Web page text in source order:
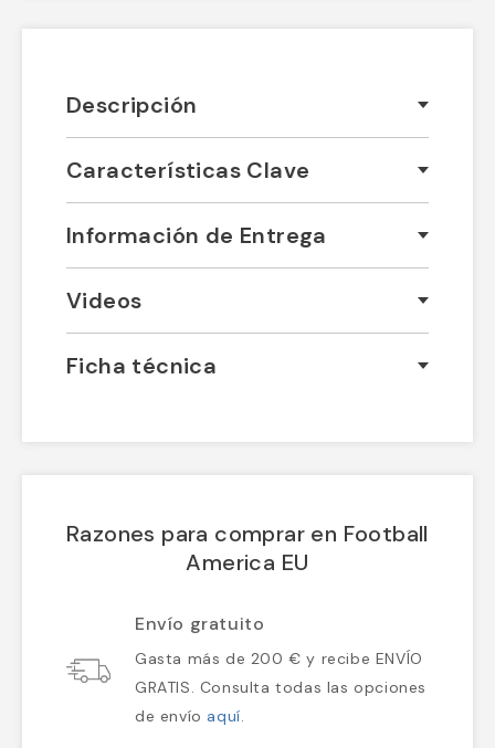
Descripción
Características Clave
Información de Entrega
Videos
Ficha técnica
Razones para comprar en Football
America EU
Envío gratuito
Gasta más de 200 € y recibe ENVÍO
GRATIS. Consulta todas las opciones
de envío aquí.